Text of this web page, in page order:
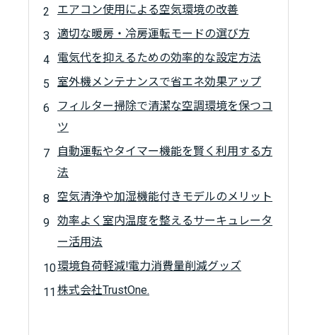
エアコン使用による空気環境の改善
適切な暖房・冷房運転モードの選び方
電気代を抑えるための効率的な設定方法
室外機メンテナンスで省エネ効果アップ
フィルター掃除で清潔な空調環境を保つコ
ツ
自動運転やタイマー機能を賢く利用する方
法
空気清浄や加湿機能付きモデルのメリット
効率よく室内温度を整えるサーキュレータ
ー活用法
環境負荷軽減!電力消費量削減グッズ
株式会社TrustOne.